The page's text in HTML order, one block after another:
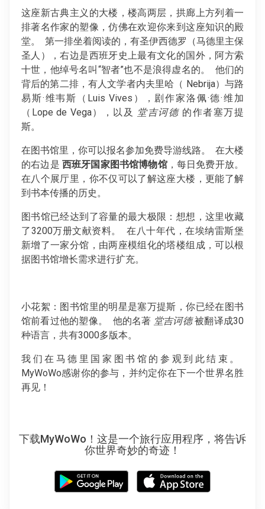
这座新古典主义的大楼，楼高两层，拱廊上方列着一
排著名作家的塑像，仿佛在欢迎你来到这座知识的殿
堂。 第一排坐着阅读的，有圣伊西德罗（马德里主保
圣人），右边是西班牙史上最有文化的国外，阿方索
十世，他绰号名叫“智者”也不是浪得虚名的。 他们的
背后的第二排，有人文学者内夫里哈（ Nebrija）与路
易斯·维韦斯（Luis Vives），剧作家洛佩·德·维加
（Lope de Vega），以及 堂吉诃德的作者塞万提
斯。
在图书馆里，你可以报名参加免费导游线路。 在大楼
的右边是 西班牙国家图书馆博物馆，每日免费开放。
在八个展厅里，你不仅可以了解这座大楼，更能了解
到书本传播的历史。
图书馆已经达到了容量的最大极限：想想，这里收藏
了3200万册文献资料。 在八十年代，在埃纳雷斯堡
新增了一家分馆，由两座模组化的塔楼组成，可以根
据图书馆增长需求进行扩充。
小花絮：图书馆里的明星是塞万提斯，你已经在图书
馆前看过他的塑像。 他的名著 堂吉诃德被翻译成30
种语言，共有3000多版本。
我们在马德里国家图书馆的参观到此结束。
MyWoWo感谢你的参与，并约定你在下一个世界名胜
再见！
下载MyWoWo！这是一个旅行应用程序，将告诉
你世界奇妙的奇迹！